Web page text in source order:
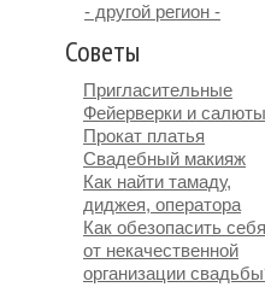
- другой регион -
Советы
Пригласительные
Фейерверки и салюты
Прокат платья
Свадебный макияж
Как найти тамаду,
диджея, оператора
Как обезопасить себя
от некачественной
организации